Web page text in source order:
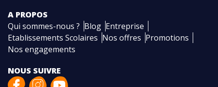
A PROPOS
Qui sommes-nous ? Blog Entreprise
Etablissements Scolaires Nos offres Promotions
Nos engagements
NOUS SUIVRE